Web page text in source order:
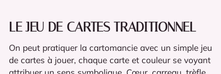
LE JEU DE CARTES TRADITIONNEL
On peut pratiquer la cartomancie avec un simple jeu
de cartes à jouer, chaque carte et couleur se voyant